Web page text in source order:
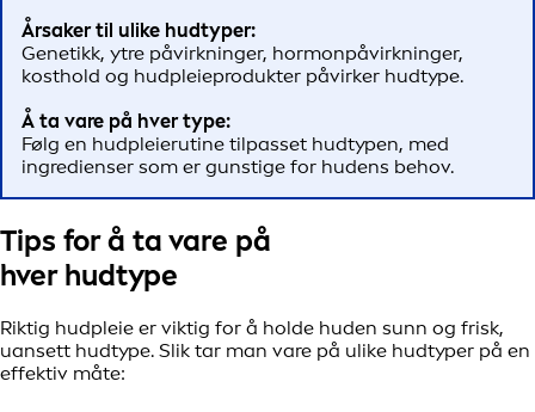
Årsaker til ulike hudtyper:
Genetikk, ytre påvirkninger, hormonpåvirkninger,
kosthold og hudpleieprodukter påvirker hudtype.
Å ta vare på hver type:
Følg en hudpleierutine tilpasset hudtypen, med
ingredienser som er gunstige for hudens behov.
Tips for å ta vare på
hver hudtype
Riktig hudpleie er viktig for å holde huden sunn og frisk,
uansett hudtype. Slik tar man vare på ulike hudtyper på en
effektiv måte: